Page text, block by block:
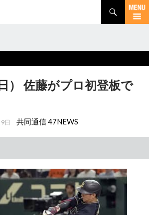
） 佐藤がプロ初登板で
日 共同通信 47NEWS